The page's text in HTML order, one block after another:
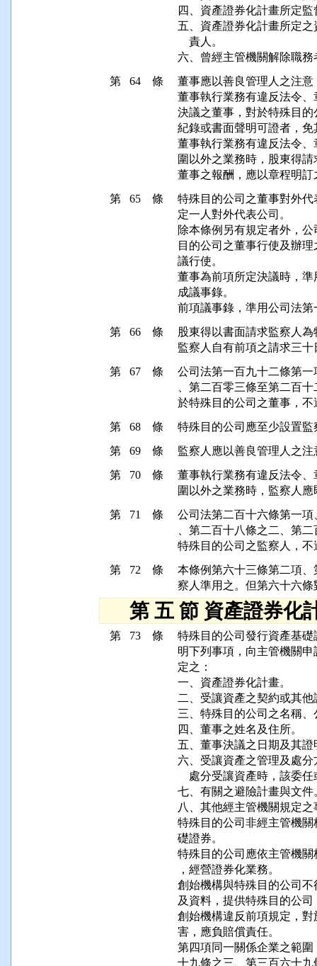
四、資產證券化計畫所定
五、資產證券化計畫所定
    責人。
第 64 條
董事應以善良管理人之注
董事執行業務有違反法令
決議之董事，對於特殊目
紀錄或書面聲明可證者，免
董事執行業務有違反法令
圍以外之業務時，股東得
第 65 條
特殊目的公司之董事對外
定一人對外代表公司。
除本條例另有規定者外，
目的公司之董事行使及辦
議行使。
董事為前項所定決議時，
成議事錄。
第 66 條 股東得以書面請求監察人
第 67 條
公司法第一百九十二條第
、第二百零三條至第二百
第 68 條
第 69 條
第 70 條
董事執行業務有違反法令
第 71 條
公司法第二百十六條第一
、第二百十八條之二、第
第 72 條 本條例第六十三條第二項
第 五 節 資產證券化
第 73 條
特殊目的公司發行資產基
明下列事項，向主管機關
定之：
一、資產證券化計畫。
二、受讓資產之契約或其他
三、特殊目的公司之名稱
四、董事之姓名及住所。
五、董事決議之日期及其證
六、受讓資產之管理及處
處分受讓資產時，該委
七、有關之避險計畫與文件
八、其他經主管機關規定之
特殊目的公司非經主管機
礎證券。
特殊目的公司應依主管機
，經營證券化業務。
創始機構與特殊目的公司
及資料，提供特殊目的公
創始機構違反前項規定，
害，應負賠償責任。
第四項同一關係企業之範